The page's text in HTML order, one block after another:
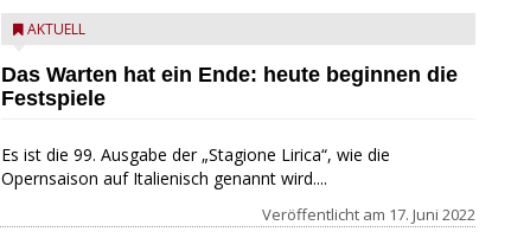
AKTUELL
Das Warten hat ein Ende: heute beginnen die
Festspiele
Es ist die 99. Ausgabe der „Stagione Lirica“, wie die
Opernsaison auf Italienisch genannt wird....
Veröffentlicht am 17. Juni 2022